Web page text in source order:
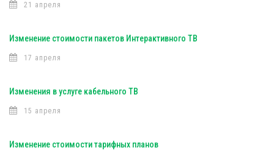
21 апреля
Изменение стоимости пакетов Интерактивного ТВ
17 апреля
Изменения в услуге кабельного ТВ
15 апреля
Изменение стоимости тарифных планов